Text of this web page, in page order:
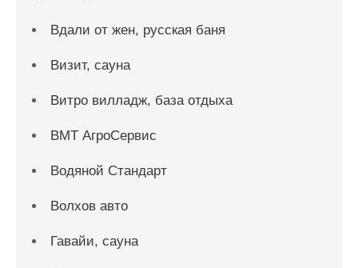
Вдали от жен, русская баня
Визит, сауна
Витро вилладж, база отдыха
ВМТ АгроСервис
Водяной Стандарт
Волхов авто
Гавайи, сауна